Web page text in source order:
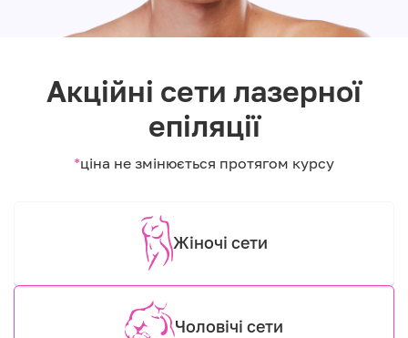
Акційні сети лазерної
епіляції
*ціна не змінюється протягом курсу
Жіночі сети
Чоловічі сети